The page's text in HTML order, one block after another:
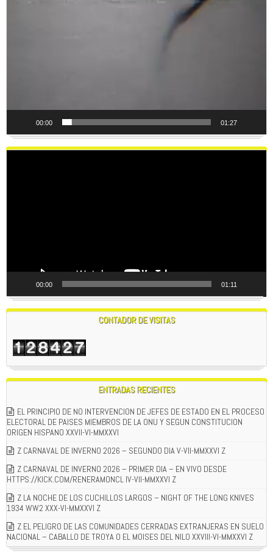
00:00 01:27
00:00 01:11
CONTADOR DE VISITAS
ENTRADAS RECIENTES
EL PRINCIPIO DE NO INTERVENCION DE JEFES DE ESTADO EN EL PROCESO
ELECTORAL DE PAISES MIEMBROS DE LA ONU Y SEGUN CONSTITUCION
ORIGEN HISPANO XXVII-VI-MMXXVI
Z CARNAVAL DE INVERNO 2026 – SEGUNDO DIA V-VII-MMXXVI Z
Z CARNAVAL DE INVERNO 2026 – PRIMER DIA – EN VIVO DESDE
HTTPS://KICK.COM/RENERAMONCL IV-VII-MMXXVI Z
Z LA NOCHE DE LOS CUCHILLOS LARGOS – NIGHT OF THE LONG KNIVES
1934 WW2 XXX-VI-MMXXVI Z
Z EL PELIGRO DE LAS COMUNIDADES CERRADAS EXTRANJERAS EN SUELO
NACIONAL – CABALLO DE TROYA O EL MOISES DEL NILO XXVIII-VI-MMXXVI Z